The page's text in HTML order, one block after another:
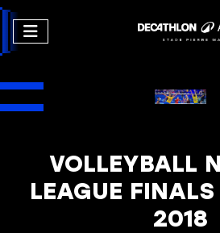
VOLLEYBALL
LEAGUE
2018